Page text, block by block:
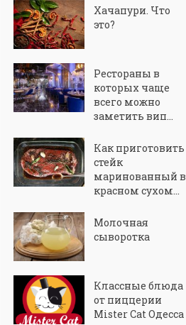
Хачапури. Что
это?
Рестораны в
которых чаще
всего можно
заметить вип...
Как приготовить
стейк
маринованный в
красном сухом...
Молочная
сыворотка
Классные блюда
от пиццерии
Mister Cat Одесса